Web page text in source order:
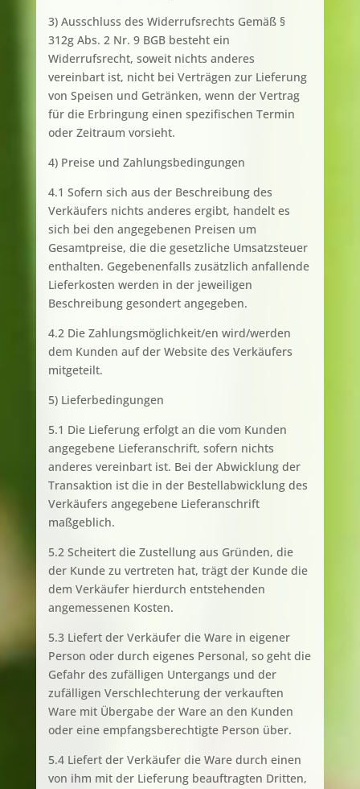
3) Ausschluss des Widerrufsrechts Gemäß §
312g Abs. 2 Nr. 9 BGB besteht ein
Widerrufsrecht, soweit nichts anderes
vereinbart ist, nicht bei Verträgen zur Lieferung
von Speisen und Getränken, wenn der Vertrag
für die Erbringung einen spezifischen Termin
oder Zeitraum vorsieht.
4) Preise und Zahlungsbedingungen
4.1 Sofern sich aus der Beschreibung des
Verkäufers nichts anderes ergibt, handelt es
sich bei den angegebenen Preisen um
Gesamtpreise, die die gesetzliche Umsatzsteuer
enthalten. Gegebenenfalls zusätzlich anfallende
Lieferkosten werden in der jeweiligen
Beschreibung gesondert angegeben.
4.2 Die Zahlungsmöglichkeit/en wird/werden
dem Kunden auf der Website des Verkäufers
mitgeteilt.
5) Lieferbedingungen
5.1 Die Lieferung erfolgt an die vom Kunden
angegebene Lieferanschrift, sofern nichts
anderes vereinbart ist. Bei der Abwicklung der
Transaktion ist die in der Bestellabwicklung des
Verkäufers angegebene Lieferanschrift
maßgeblich.
5.2 Scheitert die Zustellung aus Gründen, die
der Kunde zu vertreten hat, trägt der Kunde die
dem Verkäufer hierdurch entstehenden
angemessenen Kosten.
5.3 Liefert der Verkäufer die Ware in eigener
Person oder durch eigenes Personal, so geht die
Gefahr des zufälligen Untergangs und der
zufälligen Verschlechterung der verkauften
Ware mit Übergabe der Ware an den Kunden
oder eine empfangsberechtigte Person über.
5.4 Liefert der Verkäufer die Ware durch einen
von ihm mit der Lieferung beauftragten Dritten,